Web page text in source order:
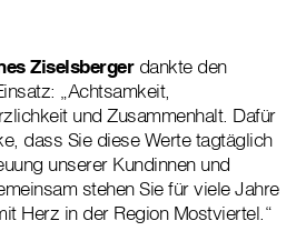
Ziselsbergerdankte den
„Achtsamkeit,
und Zusammenhalt. Dafür
dass Sie diese Werte tagtäglich
unserer Kundinnen und
stehen Sie für viele Jahre
Herz in der Region Mostviertel.“